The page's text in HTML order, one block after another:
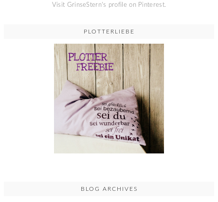
Visit GrinseStern's profile on Pinterest.
PLOTTERLIEBE
BLOG ARCHIVES